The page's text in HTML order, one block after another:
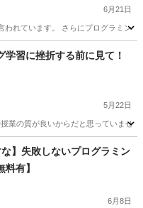
6月21日
われています。 さらにプログラミン
学習に挫折する前に見て！
5月22日
業の質が良いからだと思っていませ
な】失敗しないプログラミン
有】
6月8日